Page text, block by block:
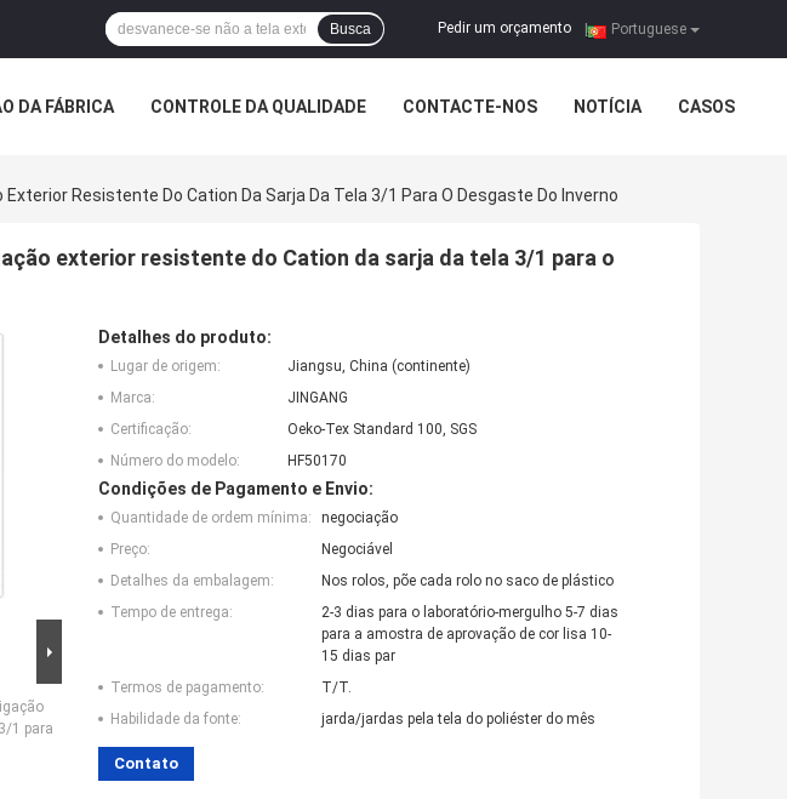
Portuguese
Pedir um orçamento |
Busca
DA FÁBRICA CONTROLE DA QUALIDADE CONTACTE-NOS NOTÍCIA CASOS
Resistente Do Cation Da Sarja Da Tela 3/1 Para O Desgaste Do Inverno
exterior resistente do Cation da sarja da tela 3/1 para o
1 para
Detalhes do produto:
Lugar de origem:
Jiangsu, China (continente)
Marca:
JINGANG
Certificação:
Oeko-Tex Standard 100, SGS
Número do modelo:
HF50170
Condições de Pagamento e Envio:
Quantidade de ordem mínima:
negociação
Preço:
Negociável
Detalhes da embalagem:
Nos rolos, põe cada rolo no saco de plástico
Tempo de entrega:
2-3 dias para o laboratório-mergulho 5-7 dias
para a amostra de aprovação de cor lisa 10-
15 dias par
Termos de pagamento:
T/T.
Habilidade da fonte:
jarda/jardas pela tela do poliéster do mês
Contato